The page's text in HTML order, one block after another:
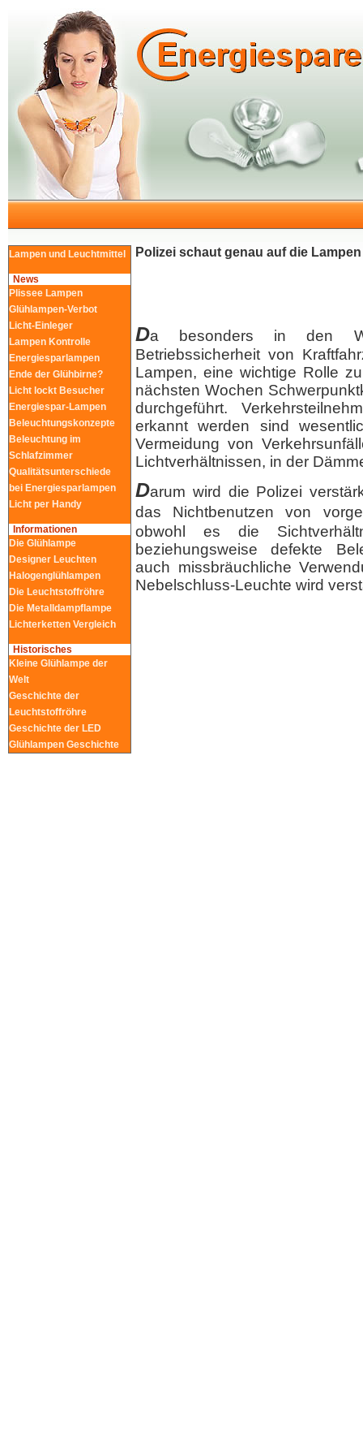
Lampen und Leuchtmittel
News
Plissee Lampen
Glühlampen-Verbot
Licht-Einleger
Lampen Kontrolle
Energiesparlampen
Ende der Glühbirne?
Licht lockt Besucher
Energiespar-Lampen
Beleuchtungskonzepte
Beleuchtung im
Schlafzimmer
Qualitätsunterschiede
bei Energiesparlampen
Licht per Handy
Informationen
Die Glühlampe
Designer Leuchten
Halogenglühlampen
Die Leuchtstoffröhre
Die Metalldampflampe
Lichterketten Vergleich
Historisches
Kleine Glühlampe der
Welt
Geschichte der
Leuchtstoffröhre
Geschichte der LED
Glühlampen Geschichte
Polizei schaut genau auf die Lampen
Da besonders in den
Betriebssicherheit von
Lampen, eine wichtige Rolle
nächsten Wochen
durchgeführt.
erkannt werden sind
Vermeidung von
Lichtverhältnissen, in der
Darum wird die Polizei
das Nichtbenutzen von
obwohl es die
beziehungsweise defekte
auch missbräuchliche
Nebelschluss-Leuchte wird